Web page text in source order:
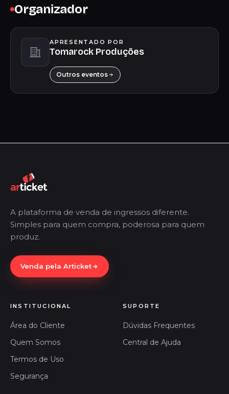
Organizador
APRESENTADO POR
Tomarock Produções
Outros eventos
A plataforma de venda de ingressos diferente.
Simples para quem compra, poderosa para quem
produz.
Venda pela Articket
INSTITUCIONAL
Área do Cliente
Quem Somos
Termos de Uso
Segurança
SUPORTE
Dúvidas Frequentes
Central de Ajuda